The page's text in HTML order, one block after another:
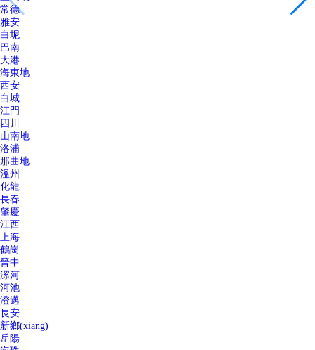
常德
雅安
白坭
巴南
大港
海東地
西安
白城
江門
四川
山南地
洛浦
那曲地
溫州
化龍
長春
肇慶
江西
上海
鶴崗
晉中
漯河
河池
澄邁
長安
新鄉(xiāng)
岳陽